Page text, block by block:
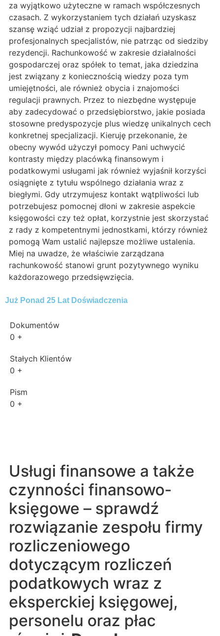
za wyjątkowo użyteczne w ramach współczesnych
czasach. Z wykorzystaniem tych działań uzyskasz
szansę wziąć udział z propozycji najbardziej
profesjonalnych specjalistów, nie patrząc od siedziby
rezydencji. Rachunkowość w zakresie działalności
gospodarczej oraz spółek to temat, jaka dziedzina
jest związany z koniecznością wiedzy poza tym
umiejętności, ale również obycia i znajomości
regulacji prawnych. Przez to niezbędne występuje
aby zadecydować o przedsiębiorstwo, jakie posiada
stosowne predyspozycje plus wiedzę unikalnych cech
konkretnej specjalizacji. Kieruję przekonanie, że
obecny wywód użyczył pomocy Pani uchwycić
kontrasty między placówką finansowym i
podatkowymi usługami jak również wyjaśnił korzyści
osiągnięte z tytułu wspólnego działania wraz z
biegłymi. Gdy utrzymujesz kontakt wątpliwości lub
potrzebujesz pomocnej dłoni w zakresie aspekcie
księgowości czy też opłat, korzystnie jest skorzystać
z rady z kompetentnymi jednostkami, którzy również
pomogą Wam ustalić najlepsze możliwe ustalenia.
Miej na uwadze, że właściwie zarządzana
rachunkowość stanowi grunt pozytywnego wyniku
każdorazowego przedsięwzięcia.
Już Ponad 25 Lat Doświadczenia
Dokumentów
0 +
Stałych Klientów
0 +
Pism
0 +
Usługi finansowe a także
czynności finansowo-
księgowe – sprawdź
rozwiązanie zespołu firmy
rozliczeniowego
dotyczącym rozliczeń
podatkowych wraz z
eksperckiej księgowej,
personelu oraz płac